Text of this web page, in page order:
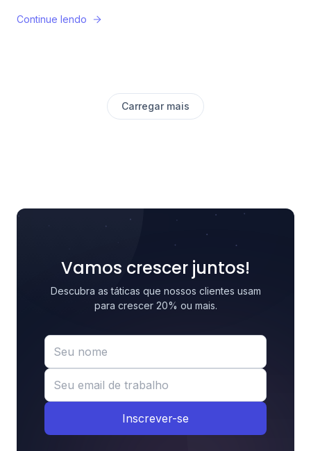
Continue lendo
Carregar mais
Vamos crescer juntos!
Descubra as táticas que nossos clientes usam
para crescer 20% ou mais.
Inscrever-se